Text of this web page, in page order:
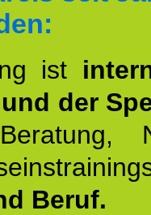
ist
der
Beruf.